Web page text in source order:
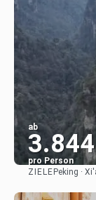
ab
pro Person
ZIELE Peking ·